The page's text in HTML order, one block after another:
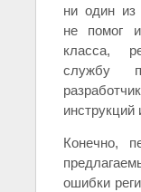
ни один из
не помог
класса,
службу
Конечно,
ошибки